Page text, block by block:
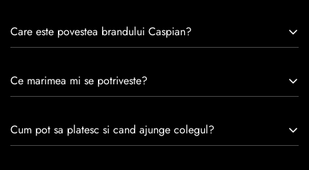
Care este povestea brandului Caspian?
experiență de peste 30 de ani în industria modei, Caspian se
satisfacția clienților.Fiecare pereche de încălțăminte Caspian
este creată cu mândrie de meșteri pricepuți, care aduc la
Ce marimea mi se potriveste?
Cum pot sa platesc si cand ajunge colegul?